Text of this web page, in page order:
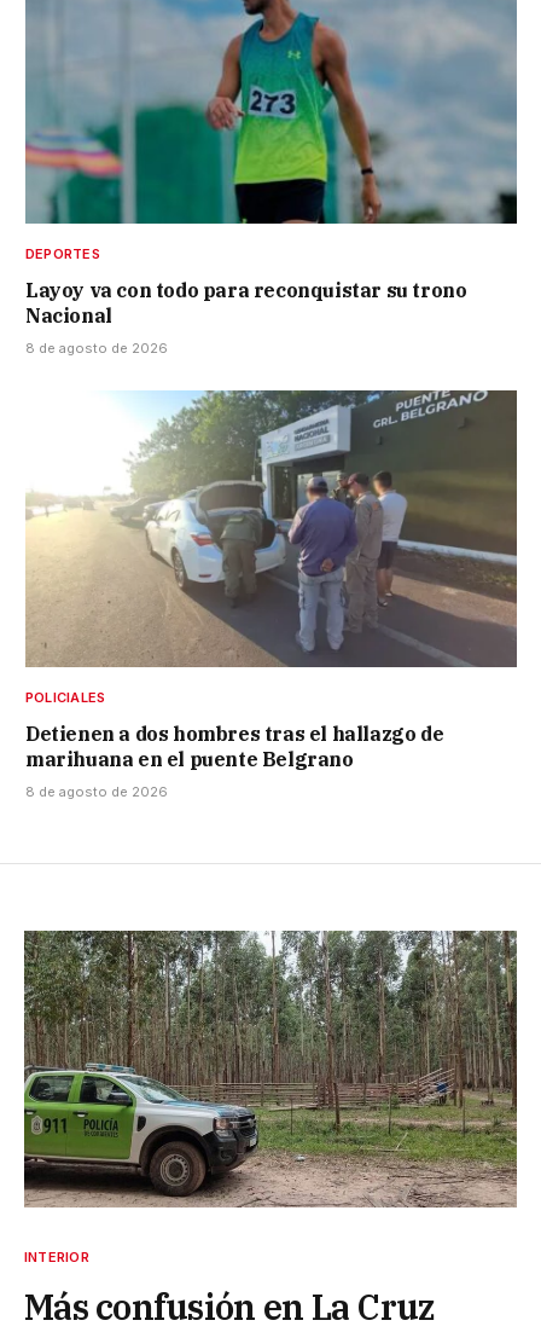
DEPORTES
Layoy va con todo para reconquistar su trono
Nacional
8 de agosto de 2026
POLICIALES
Detienen a dos hombres tras el hallazgo de
marihuana en el puente Belgrano
8 de agosto de 2026
INTERIOR
Más confusión en La Cruz